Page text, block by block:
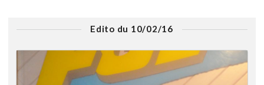
Edito du 10/02/16